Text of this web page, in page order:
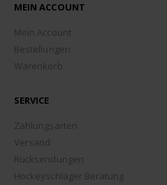
MEIN ACCOUNT
Mein Account
Bestellungen
Warenkorb
SERVICE
Zahlungsarten
Versand
Rücksendungen
Hockeyschläger Beratung